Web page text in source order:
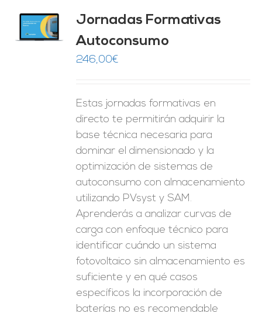
Jornadas Formativas
Autoconsumo
246,00€
Estas jornadas formativas en
directo te permitirán adquirir la
base técnica necesaria para
dominar el dimensionado y la
optimización de sistemas de
autoconsumo con almacenamiento
utilizando PVsyst y SAM.
Aprenderás a analizar curvas de
carga con enfoque técnico para
identificar cuándo un sistema
fotovoltaico sin almacenamiento es
suficiente y en qué casos
específicos la incorporación de
baterías no es recomendable